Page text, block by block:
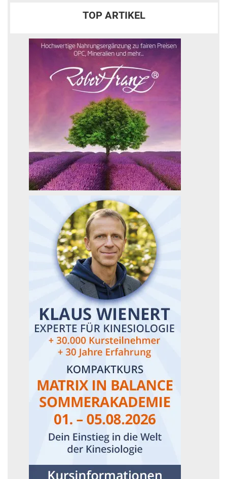
TOP ARTIKEL